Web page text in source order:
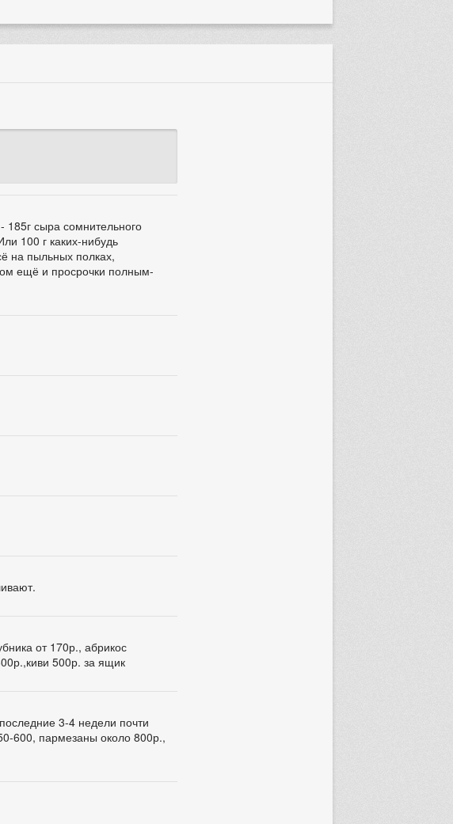
сыра сомнительного
100 г каких-нибудь
на пыльных полках,
ещё и просрочки полным-
от 170р., абрикос
500р. за ящик
3-4 недели почти
600, пармезаны около 800р.,